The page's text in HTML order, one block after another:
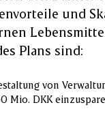
und
Plans sind:
von
Mio. DKK